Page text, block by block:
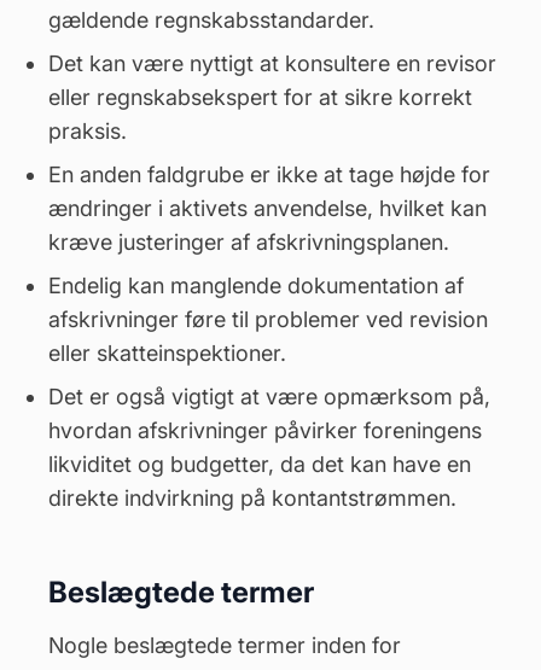
gældende regnskabsstandarder.
Det kan være nyttigt at konsultere en revisor
eller regnskabsekspert for at sikre korrekt
praksis.
En anden faldgrube er ikke at tage højde for
ændringer i aktivets anvendelse, hvilket kan
kræve justeringer af afskrivningsplanen.
Endelig kan manglende dokumentation af
afskrivninger føre til problemer ved revision
eller skatteinspektioner.
Det er også vigtigt at være opmærksom på,
hvordan afskrivninger påvirker foreningens
likviditet og budgetter, da det kan have en
direkte indvirkning på kontantstrømmen.
Beslægtede termer
Nogle beslægtede termer inden for